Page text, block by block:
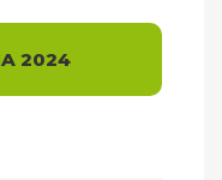
2024